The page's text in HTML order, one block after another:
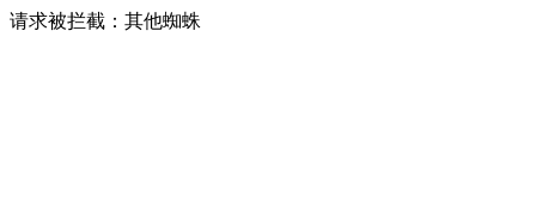
请求被拦截：其他蜘蛛